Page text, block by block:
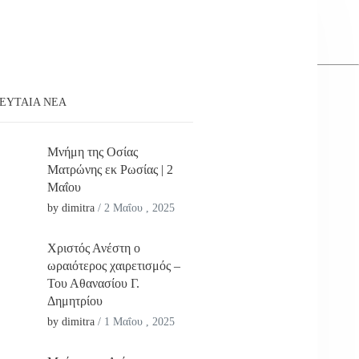
ΝΕΑ
Μνήμη της Οσίας
Ματρώνης εκ Ρωσίας | 2
Μαΐου
by dimitra / 2 Μαΐου , 2025
Χριστός Ανέστη ο
ωραιότερος χαιρετισμός –
Του Αθανασίου Γ.
Δημητρίου
by dimitra / 1 Μαΐου , 2025